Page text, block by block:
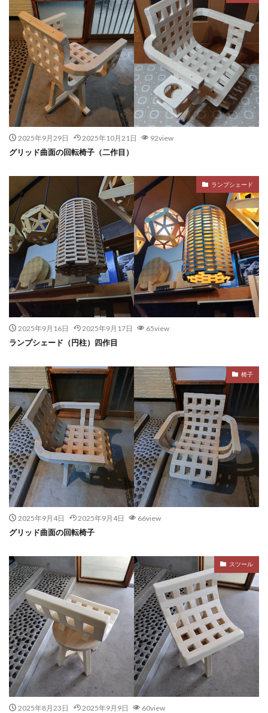
2025年9月29日 2025年10月21日 92view
グリッド曲面の回転椅子（二作目）
ランプシェード
2025年9月16日 2025年9月17日 65view
ランプシェード（円柱）四作目
椅子
2025年9月4日 2025年9月4日 66view
グリッド曲面の回転椅子
スツール
2025年8月23日 2025年9月9日 60view